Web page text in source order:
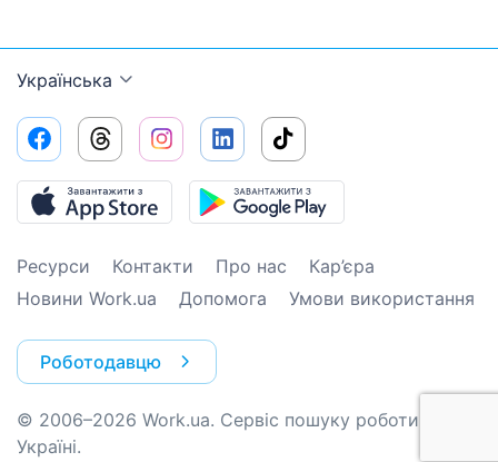
Українська
Ресурси Контакти Про нас
Кар’єра
Новини Work.ua
Допомога Умови використання
Роботодавцю
© 2006–2026 Work.ua. Сервіс пошуку роботи №1 в
Україні.